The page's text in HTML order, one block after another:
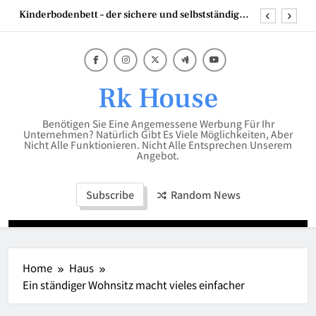
SkipKinderbodenbett – der sichere und selbstständige
Scheren Stehtisch in 110 cm hoch – die perfekte
Lösung für flexible Events
Die besten Strategien mit Backlinks Pakete für
Kinderbodenbett – der sichere und selbstständige
Start ins Schlafabenteuer
Rk House
Benötigen Sie Eine Angemessene Werbung Für Ihr
Unternehmen? Natürlich Gibt Es Viele Möglichkeiten, Aber
Nicht Alle Funktionieren. Nicht Alle Entsprechen Unserem
Angebot.
Subscribe Random News
Home
Haus
Ein ständiger Wohnsitz macht vieles einfacher